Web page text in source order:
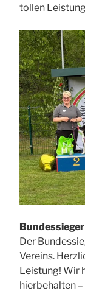
tollen
Der
Vereins.
Leistung! Wir
hierbehalten